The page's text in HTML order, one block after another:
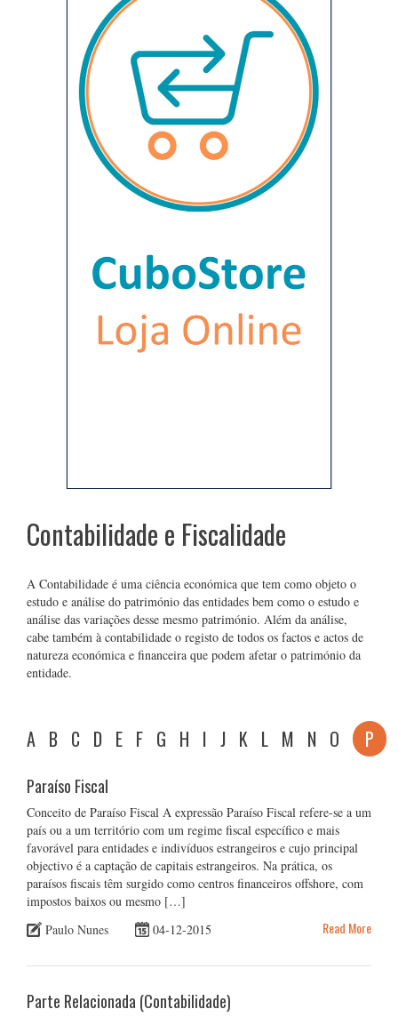
Contabilidade e Fiscalidade
A Contabilidade é uma ciência económica que tem como objeto o
estudo e análise do património das entidades bem como o estudo e
análise das variações desse mesmo património. Além da análise,
cabe também à contabilidade o registo de todos os factos e actos de
natureza económica e financeira que podem afetar o património da
entidade.
A B C D E F G H I J K L M N O P
Paraíso Fiscal
Conceito de Paraíso Fiscal A expressão Paraíso Fiscal refere-se a um
país ou a um território com um regime fiscal específico e mais
favorável para entidades e indivíduos estrangeiros e cujo principal
objectivo é a captação de capitais estrangeiros. Na prática, os
paraísos fiscais têm surgido como centros financeiros offshore, com
impostos baixos ou mesmo […]
Paulo Nunes
04-12-2015 Read More
Parte Relacionada (Contabilidade)